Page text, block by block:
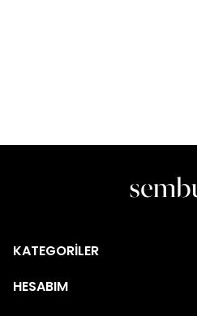
KATEGORİLER
HESABIM